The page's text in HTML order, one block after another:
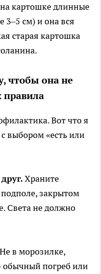
картошке длинные
3–5 см) и она вся
старая картошка
чтобы она не
правила
Вот что я
выбором «есть или
Храните
закрытом
Света не должно
Не в морозилке,
погреб или